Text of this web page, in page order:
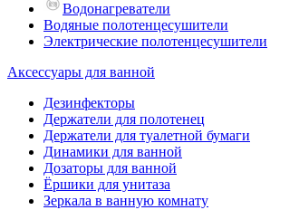
Водонагреватели
Водяные полотенцесушители
Электрические полотенцесушители
Аксессуары для ванной
Дезинфекторы
Держатели для полотенец
Держатели для туалетной бумаги
Динамики для ванной
Дозаторы для ванной
Ёршики для унитаза
Зеркала в ванную комнату